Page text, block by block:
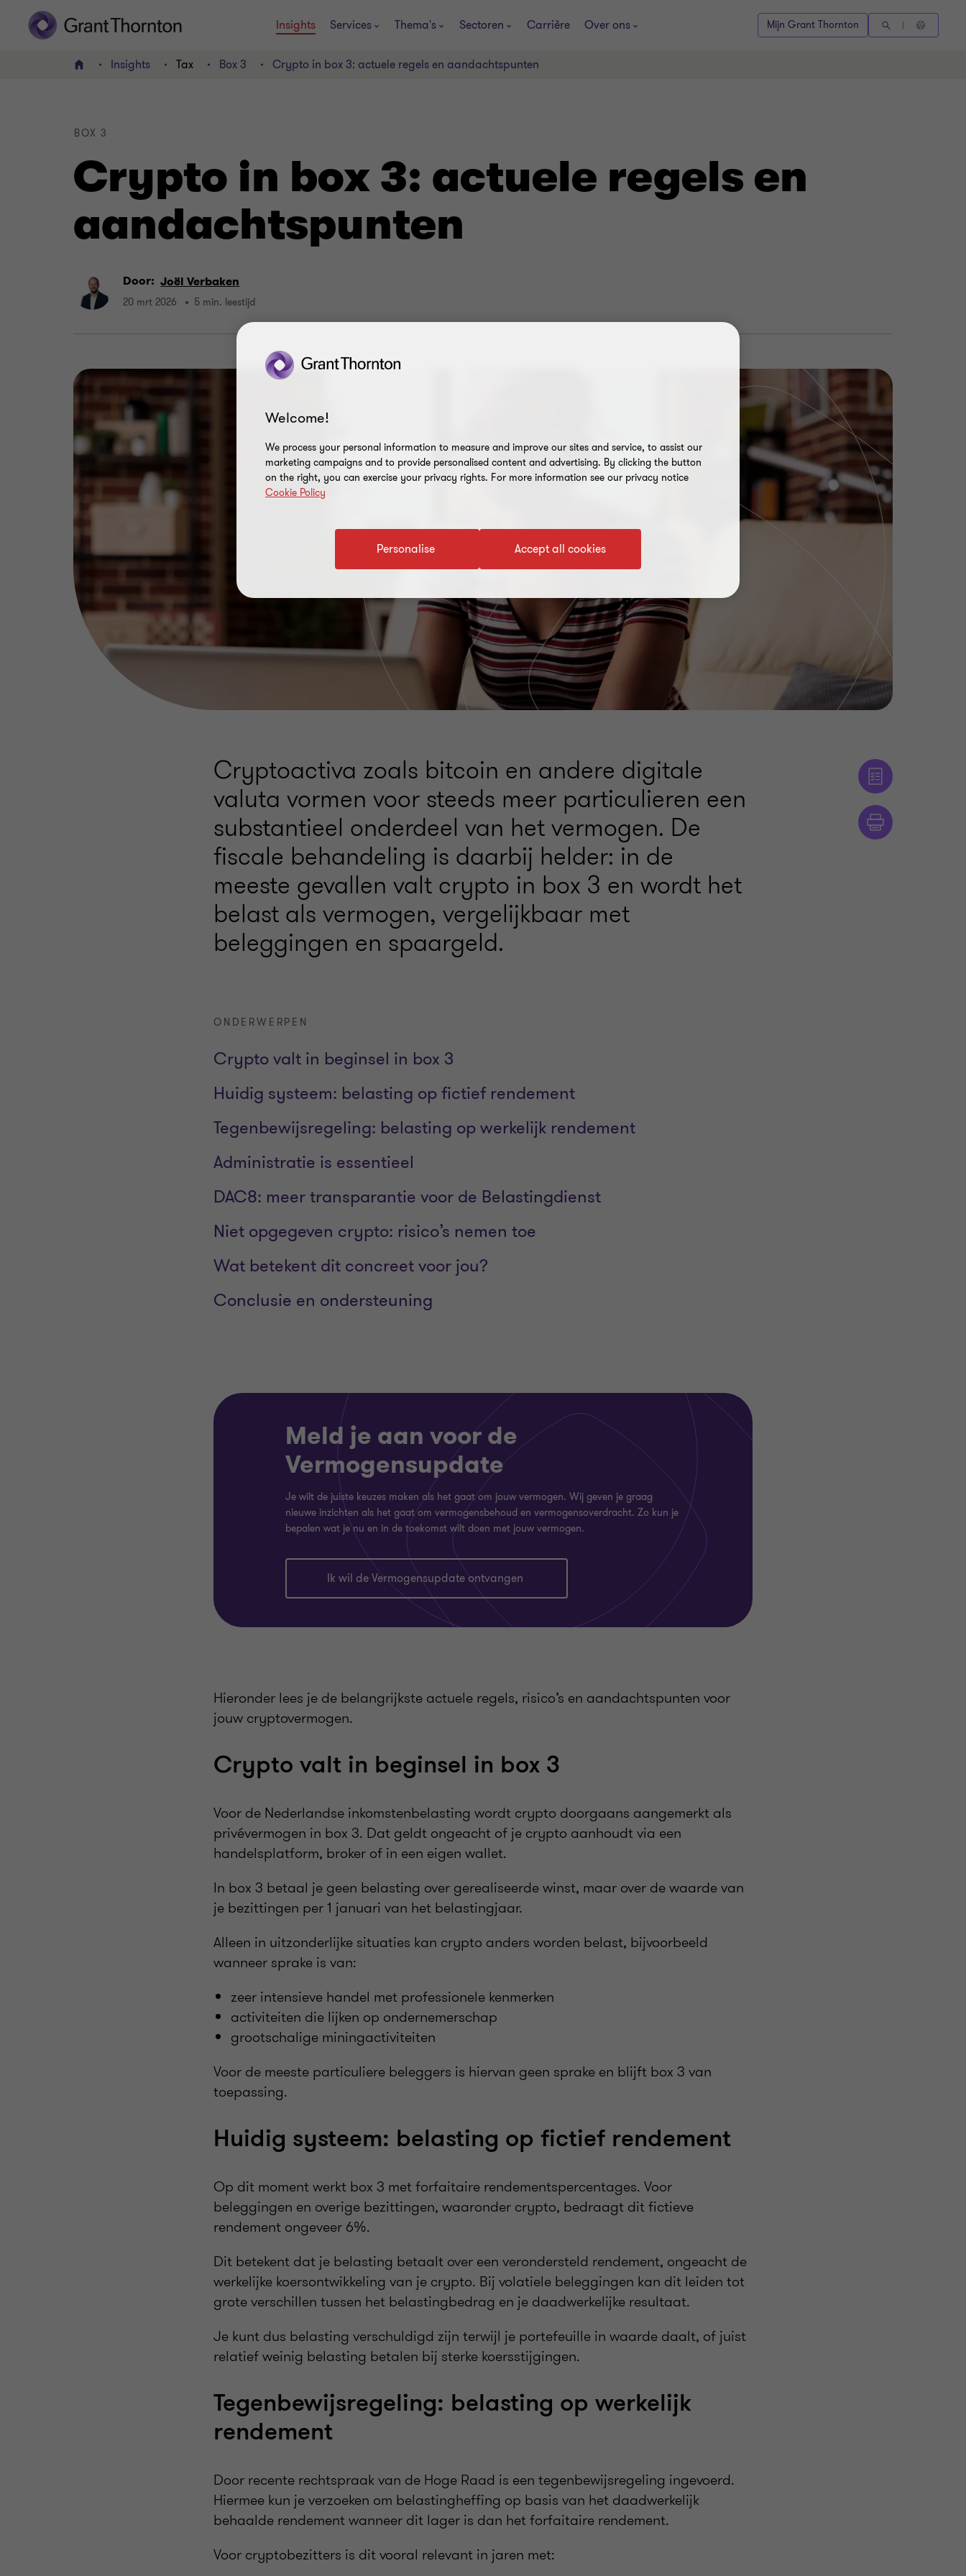
Insights Services Thema's Sectoren Carrière Over ons Mijn Grant Thornton
HOME Insights Tax Box 3 Crypto in box 3: actuele regels en aandachtspunten
Crypto in box 3: actuele regels en
aandachtspunten
BOX 3
Door: Joël Verbaken
20 mrt 2026 5 min. leestijd
Cryptoactiva zoals bitcoin en andere digitale
valuta vormen voor steeds meer particulieren een
substantieel onderdeel van het vermogen. De
fiscale behandeling is daarbij helder: in de
meeste gevallen valt crypto in box 3 en wordt het
belast als vermogen, vergelijkbaar met
beleggingen en spaargeld.
ONDERWERPEN
Crypto valt in beginsel in box 3
Huidig systeem: belasting op fictief rendement
Tegenbewijsregeling: belasting op werkelijk rendement
Administratie is essentieel
DAC8: meer transparantie voor de Belastingdienst
Niet opgegeven crypto: risico’s nemen toe
Wat betekent dit concreet voor jou?
Conclusie en ondersteuning
Meld je aan voor de
Vermogensupdate
Je wilt de juiste keuzes maken als het gaat om jouw vermogen. Wij geven je graag
nieuwe inzichten als het gaat om vermogensbehoud en vermogensoverdracht. Zo kun je
bepalen wat je nu en in de toekomst wilt doen met jouw vermogen.
Ik wil de Vermogensupdate ontvangen
Hieronder lees je de belangrijkste actuele regels, risico’s en aandachtspunten voor
jouw cryptovermogen.
Crypto valt in beginsel in box 3
Voor de Nederlandse inkomstenbelasting wordt crypto doorgaans aangemerkt als
privévermogen in box 3. Dat geldt ongeacht of je crypto aanhoudt via een
handelsplatform, broker of in een eigen wallet.
In box 3 betaal je geen belasting over gerealiseerde winst, maar over de waarde van
je bezittingen per 1 januari van het belastingjaar.
Alleen in uitzonderlijke situaties kan crypto anders worden belast, bijvoorbeeld
wanneer sprake is van:
zeer intensieve handel met professionele kenmerken
activiteiten die lijken op ondernemerschap
grootschalige miningactiviteiten
Voor de meeste particuliere beleggers is hiervan geen sprake en blijft box 3 van
toepassing.
Huidig systeem: belasting op fictief rendement
Op dit moment werkt box 3 met forfaitaire rendementspercentages. Voor
beleggingen en overige bezittingen, waaronder crypto, bedraagt dit fictieve
rendement ongeveer 6%.
Dit betekent dat je belasting betaalt over een verondersteld rendement, ongeacht de
werkelijke koersontwikkeling van je crypto. Bij volatiele beleggingen kan dit leiden tot
grote verschillen tussen het belastingbedrag en je daadwerkelijke resultaat.
Je kunt dus belasting verschuldigd zijn terwijl je portefeuille in waarde daalt, of juist
relatief weinig belasting betalen bij sterke koersstijgingen.
Tegenbewijsregeling: belasting op werkelijk
rendement
Door recente rechtspraak van de Hoge Raad is een tegenbewijsregeling ingevoerd.
Hiermee kun je verzoeken om belastingheffing op basis van het daadwerkelijk
behaalde rendement wanneer dit lager is dan het forfaitaire rendement.
Voor cryptobezitters is dit vooral relevant in jaren met:
Welcome!
We process your personal information to measure and improve our sites and service, to assist our
marketing campaigns and to provide personalised content and advertising. By clicking the button
on the right, you can exercise your privacy rights. For more information see our privacy notice
Cookie Policy
Accept all cookies
Personalise